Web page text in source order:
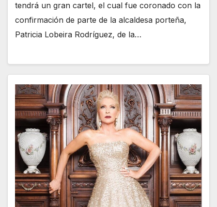
tendrá un gran cartel, el cual fue coronado con la
confirmación de parte de la alcaldesa porteña,
Patricia Lobeira Rodríguez, de la…